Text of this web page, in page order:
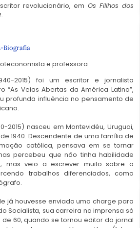
revolucionário, em Os Fillhos dos
Biografia
e professora
2015) foi um escritor e jornalista
“As Veias Abertas da América Latina”,
profunda influência no pensamento de
2015) nasceu em Montevidéu, Uruguai,
1940. Descendente de uma família de
católica, pensava em se tornar
percebeu que não tinha habilidade
mas veio a escrever muito sobre o
trabalhos diferenciados, como
já houvesse enviado uma charge para
Socialista, sua carreira na imprensa só
60, quando se tornou editor do jornal